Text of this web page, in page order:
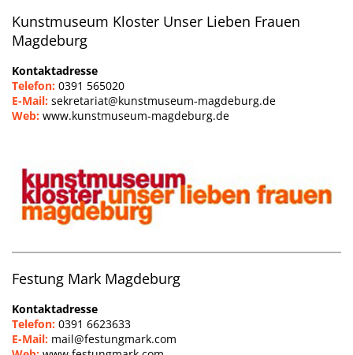
Kunstmuseum Kloster Unser Lieben Frauen
Magdeburg
Kontaktadresse
Telefon: 0391 565020
E-Mail: sekretariat@kunstmuseum-magdeburg.de
Web: www.kunstmuseum-magdeburg.de
Festung Mark Magdeburg
Kontaktadresse
Telefon: 0391 6623633
E-Mail: mail@festungmark.com